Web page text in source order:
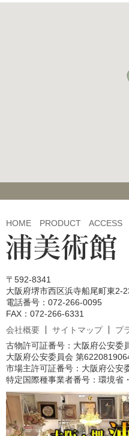
HOME PRODUCT ACCESS
〒592-8341
大阪府堺市西区浜寺船尾町東2-
電話番号：072-266-0095
FAX：072-266-6331
会社概要
サイトマップ
プ
古物許可証番号：大阪府公安委
大阪府公安委員会 第
市場主許可証番号：大阪府公安
特定国際種事業者番号：環境省